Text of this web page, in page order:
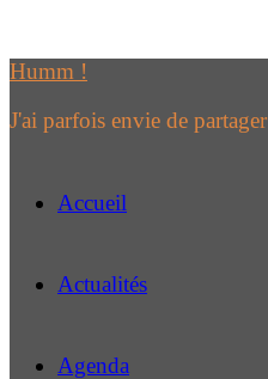
contenu
Humm !
J'ai parfois envie de partager
Accueil
Actualités
Agenda